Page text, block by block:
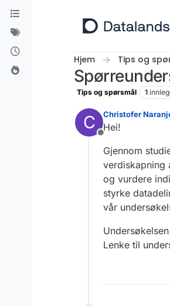
Hopp til innhold
Hjem Tips og
Tips og spørsmål 1
C
Frakoblet
Christofer
Hei!
Gjennom
verdiskapning
og vurdere
styrke
vår
Lenke til